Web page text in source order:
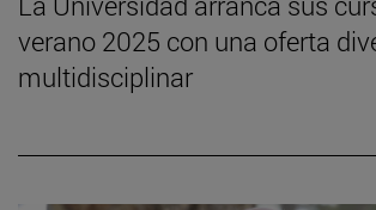
verano 2025 con una oferta
multidisciplinar